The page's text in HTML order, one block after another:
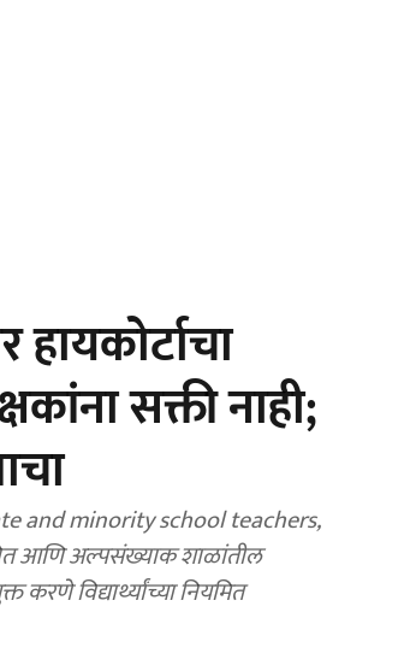
सक्ती नाही;
and minority school teachers,
आणि अल्पसंख्याक शाळांतील
विद्यार्थ्यांच्या नियमित